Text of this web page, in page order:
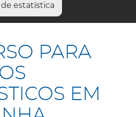
estatística
URBANÍSTICOS EM
PARA
EM